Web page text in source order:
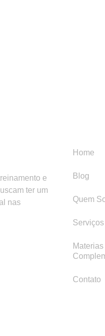
e
ter um
nas
Home
Blog
Quem
Serviços
Materias
Contato